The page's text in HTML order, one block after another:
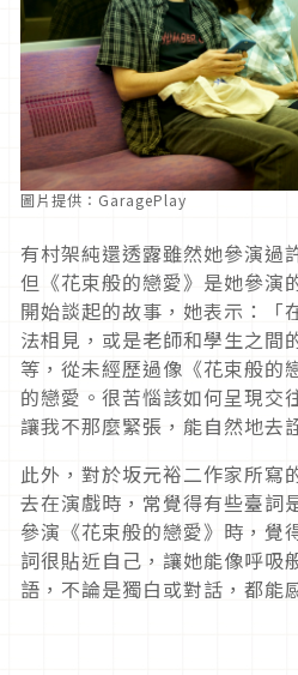
圖片提供：GaragePlay
有村架純還透露雖然她參演過
但《花束般的戀愛》是她參演
開始談起的故事，她表示：「
法相見，或是老師和學生之間
等，從未經歷過像《花束般的
的戀愛。很苦惱該如何呈現交
讓我不那麼緊張，能自然地去
此外，對於坂元裕二作家所寫
去在演戲時，常覺得有些臺詞
參演《花束般的戀愛》時，覺
詞很貼近自己，讓她能像呼吸
語，不論是獨白或對話，都能